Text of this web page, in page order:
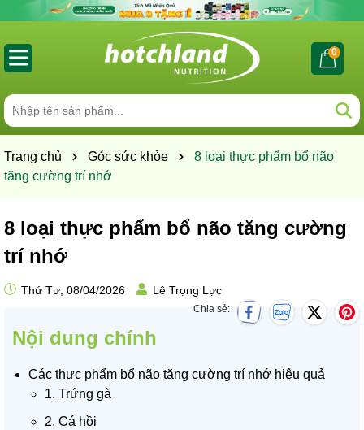
0
Trang chủ Góc sức khỏe
8 loại thực phẩm bổ não
tăng cường trí nhớ
8 loại thực phẩm bổ não tăng cường
trí nhớ
Thứ Tư, 08/04/2026 Lê Trọng Lực
Chia sẻ:
Nội dung chính
Các thực phẩm bổ não tăng cường trí nhớ hiệu quả
1. Trứng gà
2. Cá hồi